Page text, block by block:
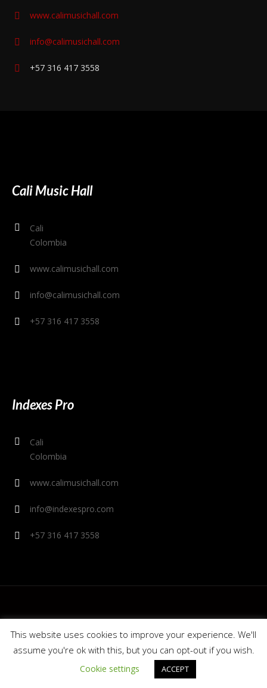
www.calimusichall.com
info@calimusichall.com
+57 316 417 3558
Cali Music Hall
Cali
Colombia
www.calimusichall.com
info@calimusichall.com
+57 316 417 3558
Indexes Pro
Cali
Colombia
www.calimusichall.com
info@indexespro.com
+57 316 417 3558
© 2020 Cali Music Hall - Indexes Pro. Colombia.
This website uses cookies to improve your experience. We'll
assume you're ok with this, but you can opt-out if you wish.
Cookie settings ACCEPT